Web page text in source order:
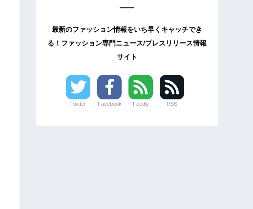
最新のファッション情報をいち早くキャッチでき
る！ファッション専門ニュース/プレスリリース情報
サイト
Twitter Facebook Feedly RSS